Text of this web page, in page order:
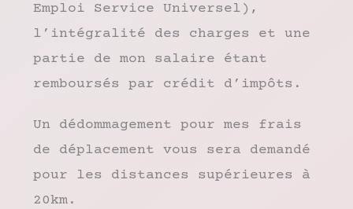
Emploi Service Universel),
l’intégralité des charges et une
partie de mon salaire étant
remboursés par crédit d’impôts.
Un dédommagement pour mes frais
de déplacement vous sera demandé
pour les distances supérieures à
20km.